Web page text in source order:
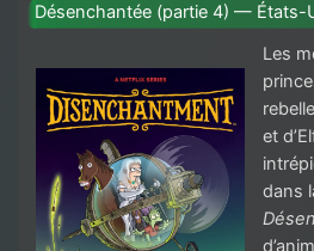
Désenchantée (partie 4) — États-
Les
et
dans